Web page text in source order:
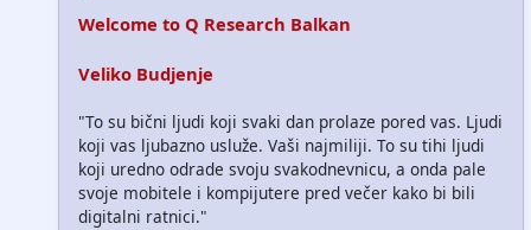
Welcome to Q Research Balkan
Veliko Budjenje
"To su bični ljudi koji svaki dan prolaze pored vas. Ljudi
koji vas ljubazno usluže. Vaši najmiliji. To su tihi ljudi
koji uredno odrade svoju svakodnevnicu, a onda pale
svoje mobitele i kompijutere pred večer kako bi bili
digitalni ratnici."